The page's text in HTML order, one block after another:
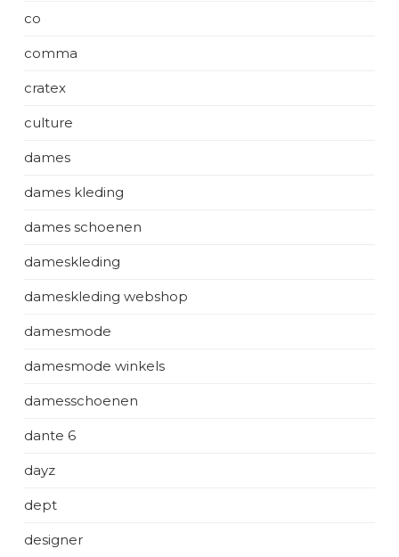
co
comma
cratex
culture
dames
dames kleding
dames schoenen
dameskleding
dameskleding webshop
damesmode
damesmode winkels
damesschoenen
dante 6
dayz
dept
designer